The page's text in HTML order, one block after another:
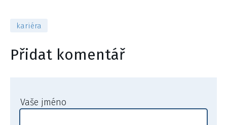
kariéra
Přidat komentář
Vaše jméno